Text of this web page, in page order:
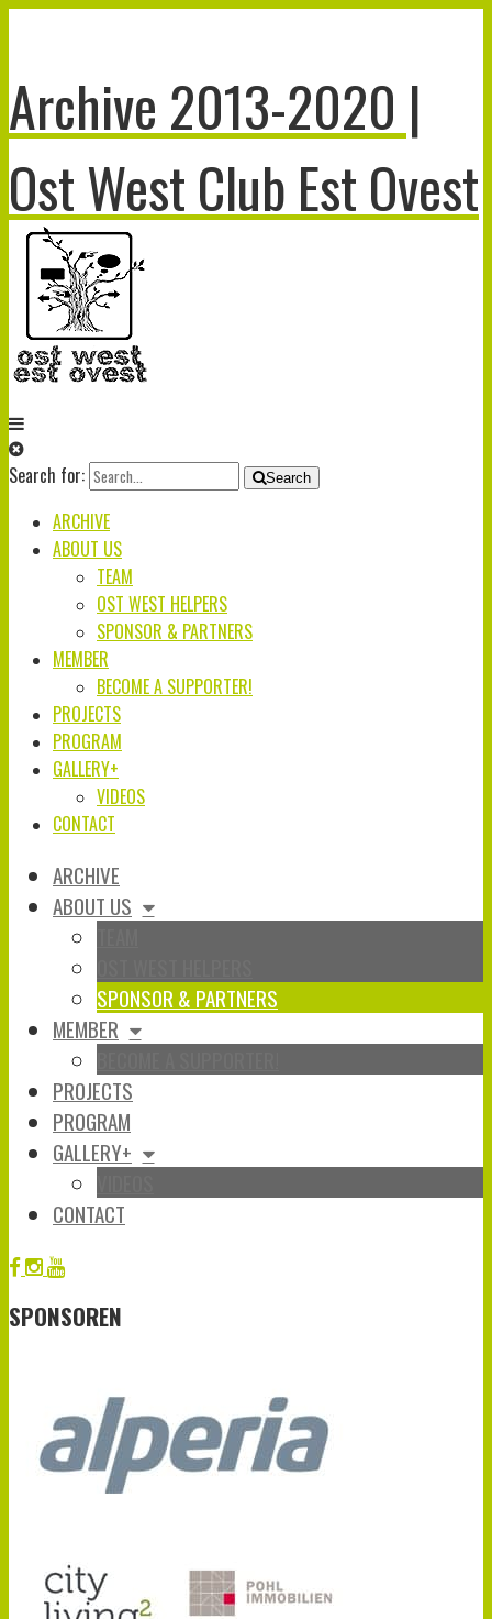
Archive 2013-2020 |
Ost West Club Est Ovest
Search for: Search
ARCHIVE
ABOUT US
TEAM
OST WEST HELPERS
SPONSOR & PARTNERS
MEMBER
BECOME A SUPPORTER!
PROJECTS
PROGRAM
GALLERY+
VIDEOS
CONTACT
ARCHIVE
ABOUT US
SPONSOR & PARTNERS
MEMBER
PROJECTS
PROGRAM
GALLERY+
CONTACT
SPONSOREN